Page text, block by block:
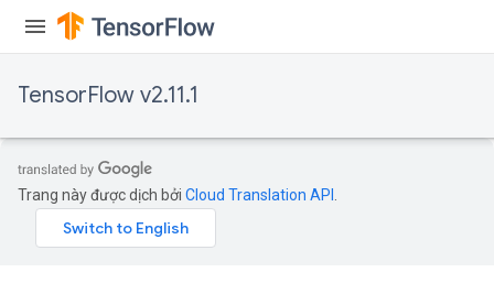
TensorFlow v2.11.1
Trang này được dịch bởi Cloud Translation API